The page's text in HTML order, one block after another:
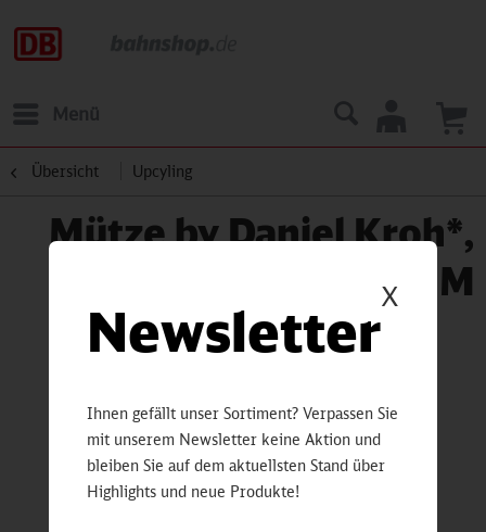
Menü
Übersicht Upcyling
Mütze by Daniel Kroh*,
Gr.M
X
Newsletter
Ihnen gefällt unser Sortiment? Verpassen Sie
mit unserem Newsletter keine Aktion und
bleiben Sie auf dem aktuellsten Stand über
Highlights und neue Produkte!